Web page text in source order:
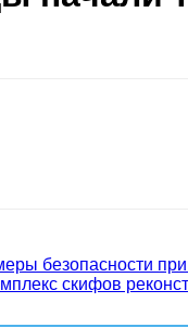
безопасности при
скифов